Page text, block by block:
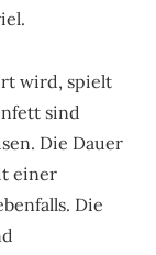
wird, spielt
sind
Die Dauer
einer
Die